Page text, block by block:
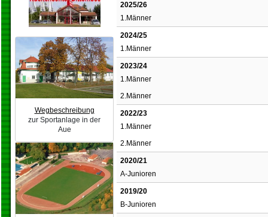
Wegbeschreibung
zur Sportanlage in der
Aue
2025/26
1.Männer
2024/25
1.Männer
2023/24
1.Männer
2.Männer
2022/23
1.Männer
2.Männer
2020/21
A-Junioren
2019/20
B-Junioren